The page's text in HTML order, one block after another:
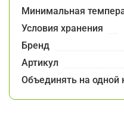
Минимальная
Условия хранения
Бренд
Артикул
Объединять на одной